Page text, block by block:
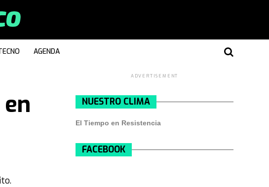
AGENDA
ADVERTISEMENT
NUESTRO CLIMA
El Tiempo en Resistencia
FACEBOOK